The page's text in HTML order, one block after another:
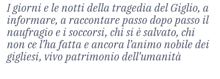
I giorni e le notti della tragedia del Giglio, a
informare, a raccontare passo dopo passo il
naufragio e i soccorsi, chi si è salvato, chi
non ce l’ha fatta e ancora l’animo nobile dei
gigliesi, vivo patrimonio dell’umanità